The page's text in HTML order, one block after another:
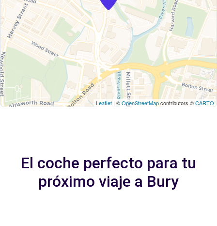
Leaflet | ©OpenStreetMapcontributors ©CARTO
El coche perfecto para tu
próximo viaje a Bury